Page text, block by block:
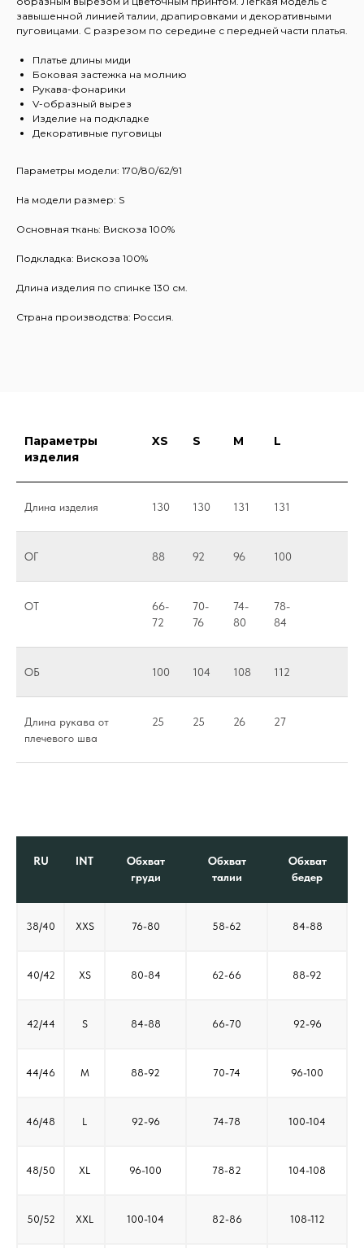
завышенной линией талии, драпировками и декоративными
пуговицами. С разрезом по середине с передней части платья.
Платье длины миди
Боковая застежка на молнию
Рукава-фонарики
V-образный вырез
Изделие на подкладке
Декоративные пуговицы
Параметры модели: 170/80/62/91
На модели размер: S
Основная ткань: Вискоза 100%
Подкладка: Вискоза 100%
Длина изделия по спинке 130 см.
Страна производства: Россия.
Параметры
изделия
XS S M L
Длина изделия 130 130 131 131
ОГ 88 92 96 100
ОТ
66-
72
70-
76
74-
80
78-
84
ОБ 100 104 108 112
Длина рукава от
плечевого шва
25 25 26 27
RU INT
Обхват
груди
Обхват
талии
Обхват
бедер
38/40 XXS 76-80 58-62 84-88
40/42 XS 80-84 62-66 88-92
42/44 S 84-88 66-70 92-96
44/46 M 88-92 70-74 96-100
46/48 L 92-96 74-78 100-104
48/50 XL 96-100 78-82 104-108
50/52 XXL 100-104 82-86 108-112